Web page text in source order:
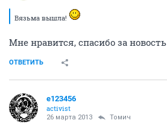
Вязьма вышла!
Мне нравится, спасибо за новость
ОТВЕТИТЬ
e123456
activist
26 марта 2013 Томич